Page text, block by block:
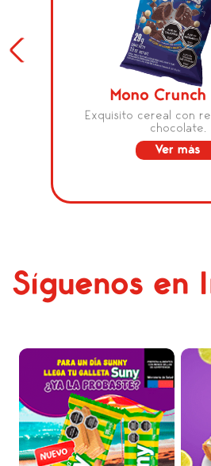
Mono Crunch
Exquisito cereal con
chocolate.
Ver más
Síguenos en